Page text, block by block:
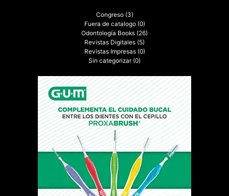
Congreso (3)
Fuera de catalogo (0)
Odontología Books (26)
Revistas Digitales (5)
Revistas Impresas (0)
Sin categorizar (0)